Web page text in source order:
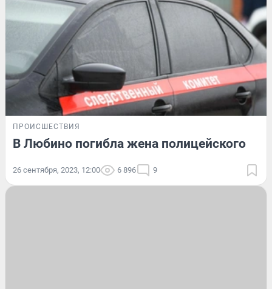
ПРОИСШЕСТВИЯ
В Любино погибла жена полицейского
26 сентября, 2023, 12:00 6 896 9